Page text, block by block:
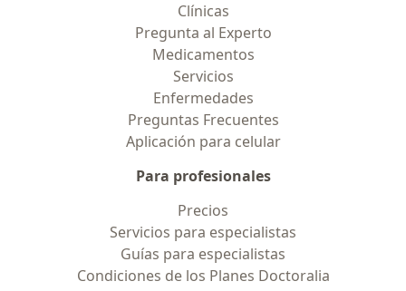
Clínicas
Pregunta al Experto
Medicamentos
Servicios
Enfermedades
Preguntas Frecuentes
Aplicación para celular
Para profesionales
Precios
Servicios para especialistas
Guías para especialistas
Condiciones de los Planes Doctoralia